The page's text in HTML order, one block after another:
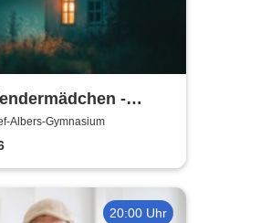
-
Landestheater
Albers-Gymnasium
20:00 Uhr